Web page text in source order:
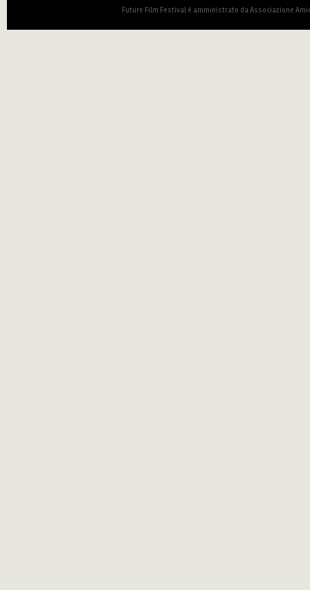
Future Film Festival è amministrato da Associazione